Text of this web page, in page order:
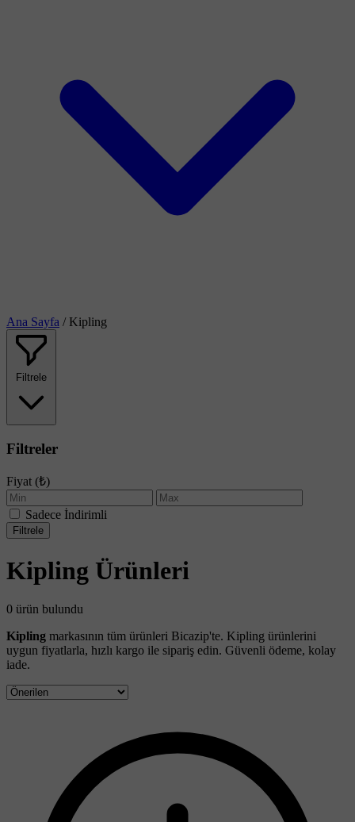
Ana Sayfa / Kipling
Filtrele
Filtreler
Fiyat (₺)
Sadece İndirimli
Filtrele
Kipling Ürünleri
0 ürün bulundu
Kipling markasının tüm ürünleri Bicazip'te. Kipling ürünlerini
uygun fiyatlarla, hızlı kargo ile sipariş edin. Güvenli ödeme, kolay
iade.